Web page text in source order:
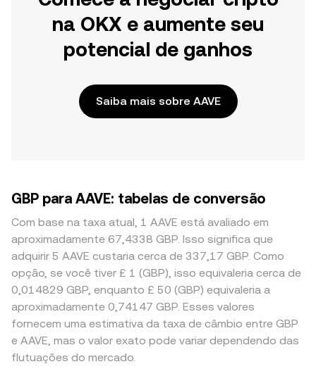
na OKX e aumente seu
potencial de ganhos
Saiba mais sobre AAVE
GBP para AAVE: tabelas de conversão
Com base na taxa atual, 1 AAVE está avaliado em
aproximadamente 67,4338 GBP. Isso significa que
adquirir 5 AAVE custaria cerca de 337,17 GBP. Como
opção, se você tiver £ 1 (GBP), isso equivaleria cerca de
0,014829 GBP, enquanto £ 50 (GBP) equivaleria a
aproximadamente 0,74147 GBP. Esses valores
fornecem uma estimativa da taxa de câmbio entre GBP
e AAVE, mas o valor exato pode variar dependendo das
flutuações do mercado.